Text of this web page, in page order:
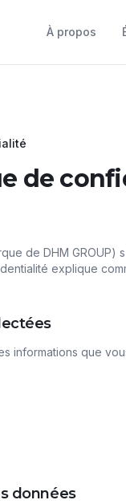
À propos
de
de DHM
explique
informations que
données